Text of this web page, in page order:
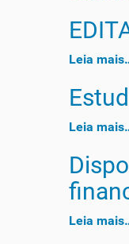
Leia
Leia
Leia